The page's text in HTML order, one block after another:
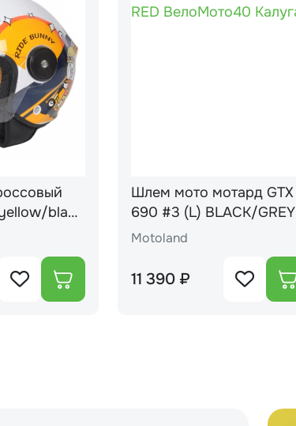
Шлем мото мотард GTX
690 #3 (L) BLACK/GREY
RED
Motoland
11 390 ₽